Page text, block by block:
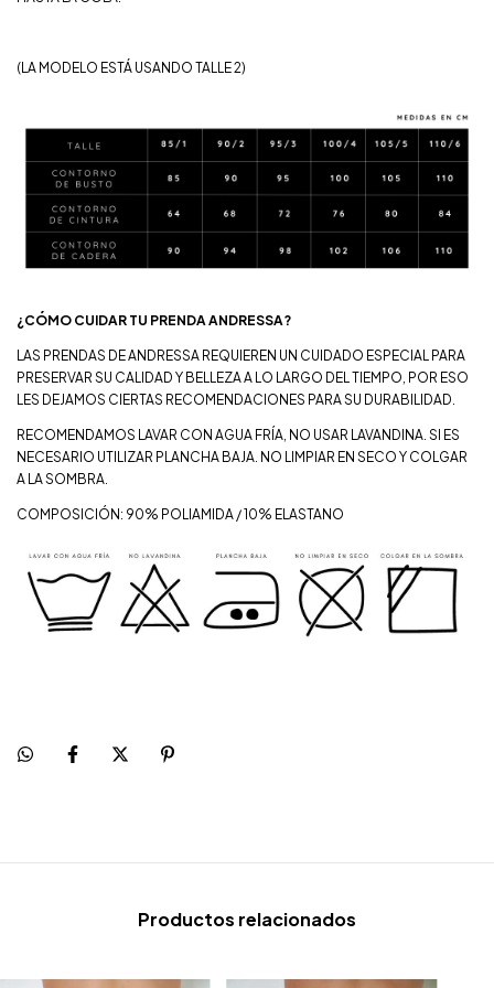
(LA MODELO ESTÁ USANDO TALLE 2)
¿CÓMO CUIDAR TU PRENDA ANDRESSA?
LAS PRENDAS DE ANDRESSA REQUIEREN UN CUIDADO ESPECIAL PARA
PRESERVAR SU CALIDAD Y BELLEZA A LO LARGO DEL TIEMPO, POR ESO
LES DEJAMOS CIERTAS RECOMENDACIONES PARA SU DURABILIDAD.
RECOMENDAMOS LAVAR CON AGUA FRÍA, NO USAR LAVANDINA. SI ES
NECESARIO UTILIZAR PLANCHA BAJA. NO LIMPIAR EN SECO Y COLGAR
A LA SOMBRA.
COMPOSICIÓN: 90% POLIAMIDA / 10% ELASTANO
Productos relacionados